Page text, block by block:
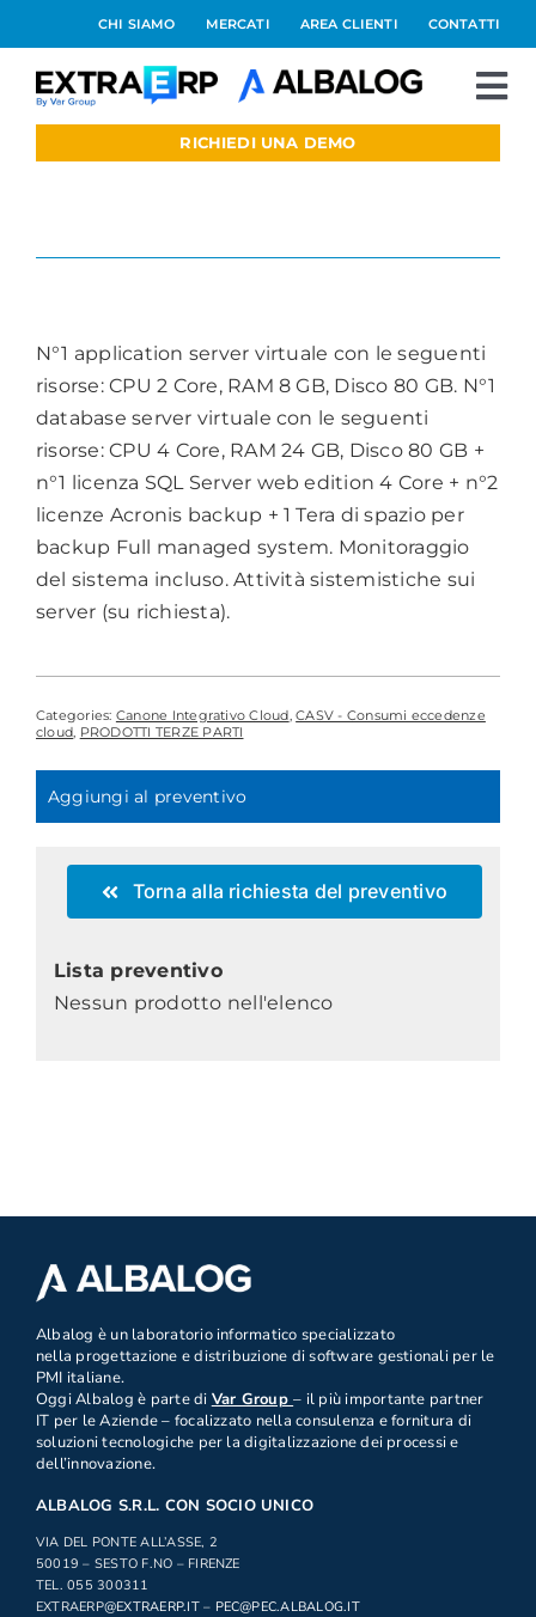
al
contenuto
CHI SIAMO MERCATI AREA CLIENTI CONTATTI
Extraerp Aree
Blog
Preventivo online
RICHIEDI UNA DEMO
N°1 application server virtuale con le seguenti
risorse: CPU 2 Core, RAM 8 GB, Disco 80 GB. N°1
database server virtuale con le seguenti
risorse: CPU 4 Core, RAM 24 GB, Disco 80 GB +
n°1 licenza SQL Server web edition 4 Core + n°2
licenze Acronis backup + 1 Tera di spazio per
backup Full managed system. Monitoraggio
del sistema incluso. Attività sistemistiche sui
server (su richiesta).
Categories: Canone Integrativo Cloud,CASV - Consumi eccedenze
cloud, PRODOTTI TERZE PARTI
Aggiungi al preventivo
Torna alla richiesta del preventivo
Lista preventivo
Nessun prodotto nell'elenco
Albalog è un laboratorio informatico specializzato
nella progettazione e distribuzione di software gestionali per le
PMI italiane.
Oggi Albalog è parte di Var Group– il più importante partner
IT per le Aziende – focalizzato nella consulenza e fornitura di
soluzioni tecnologiche per la digitalizzazione dei processi e
dell’innovazione.
ALBALOG S.R.L. CON SOCIO UNICO
VIA DEL PONTE ALL’ASSE, 2
50019 – SESTO F.NO – FIRENZE
TEL. 055 300311
EXTRAERP@EXTRAERP.IT– PEC@PEC.ALBALOG.IT